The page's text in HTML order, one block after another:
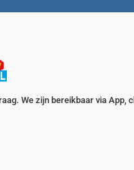
We zijn bereikbaar via App,